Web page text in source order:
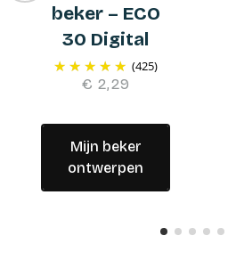
beker – ECO
30 Digital
(425)
€ 2,29
Mijn beker
ontwerpen